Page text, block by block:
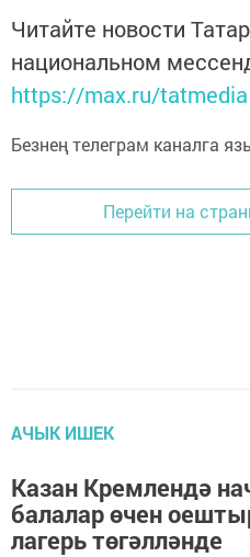
Читайте новости
национальном
https://max.ru/tatmedia
Безнең телеграм каналга
Перейти на
АЧЫК ИШЕК
Казан Кремлендә
балалар өчен
лагерь төгәлләнде